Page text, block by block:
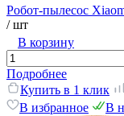
Робот-пылесос
/ шт
В корзину
Подробнее
Купить в 1 клик
В избранное
В